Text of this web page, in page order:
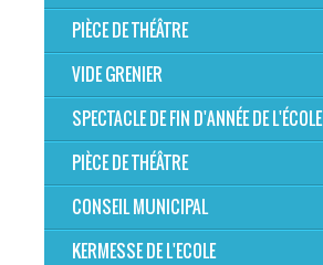
PIÈCE DE THÉÂTRE
VIDE GRENIER
SPECTACLE DE FIN D'ANNÉE DE L'ÉCOLE
PIÈCE DE THÉÂTRE
CONSEIL MUNICIPAL
KERMESSE DE L'ECOLE